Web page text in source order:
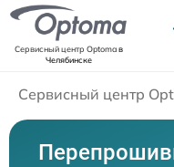
Сервисный центр Optomaв
Челябинске
Сервисный центр